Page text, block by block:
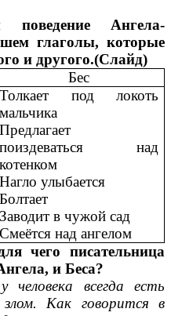
Ангела-
глаголы, которые
и другого.(Слайд)
Бес
Толкает под локоть
мальчика
Предлагает
поиздеваться над
котенком
Нагло улыбается
Болтает
Заводит в чужой сад
Смеётся над ангелом
чего писательница
и Беса?
всегда есть
Как говорится в